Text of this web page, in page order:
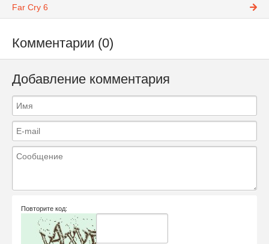
Far Cry 6
Комментарии (0)
Добавление комментария
Повторите код: